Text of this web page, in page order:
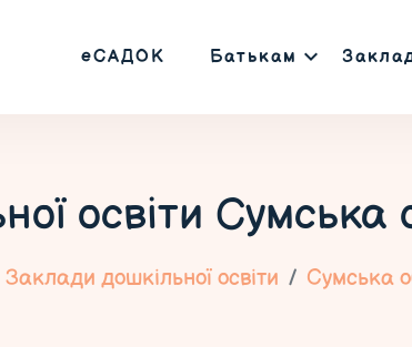
еСАДОК Батькам
освіти Сумська
Заклади дошкільної освіти Сумська